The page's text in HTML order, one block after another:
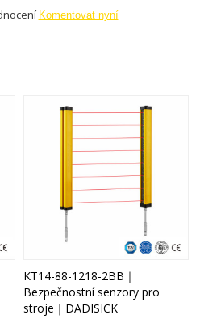
Komentovat nyní
KT14-88-1218-2BB｜
Bezpečnostní senzory pro
stroje｜DADISICK